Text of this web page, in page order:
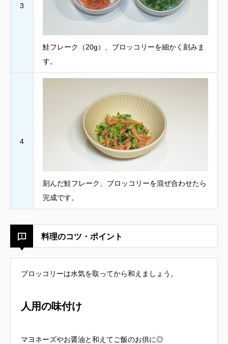
3
鮭フレーク（20g）、ブロッコリーを細かく刻みま
す。
4
刻んだ鮭フレーク、ブロッコリーを混ぜ合わせたら
完成です。
料理のコツ・ポイント
ブロッコリーは水気を取ってから和えましょう。
人用の味付け
マヨネーズやお醤油と和えてご飯のお供に◎